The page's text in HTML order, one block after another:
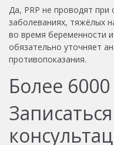
Да, PRP не проводят при
заболеваниях, тяжёлых
во время беременности
обязательно уточняет
противопоказания.
Более 6000